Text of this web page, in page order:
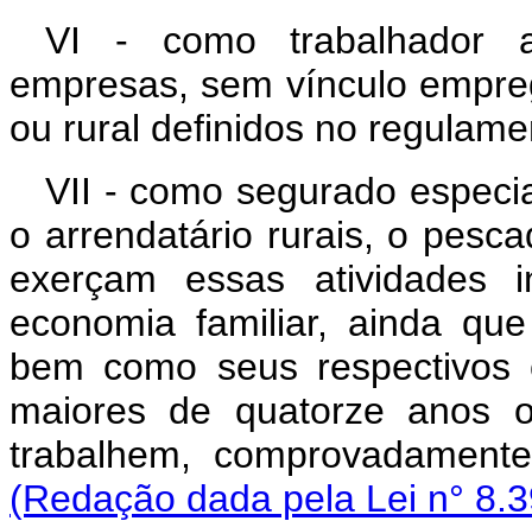
VI - como trabalhador
empresas, sem vínculo
ou rural definidos no
VII - como segurado
o arrendatário rurais, o
exerçam essas atividades
economia familiar, ainda
bem como seus
maiores de quatorze anos
trabalhem,
(Redação dada pela Lei n°